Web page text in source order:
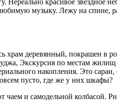
музыку. Лежу на спине,
храм деревянный, покрашен в
Экскурсия по местам жилищ
накопления. Это
пусто, где же у них шкафы?
и самодельной колбасой.